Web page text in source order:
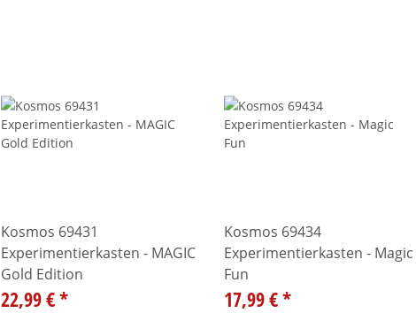
Kosmos 69431
Experimentierkasten - MAGIC
Gold Edition
22,99 €*
Kosmos 69434
Experimentierkasten - Magic
Fun
17,99 €*